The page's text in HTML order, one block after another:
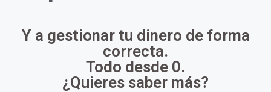
Y a gestionar tu dinero de forma
correcta.
Todo desde 0.
¿Quieres saber más?